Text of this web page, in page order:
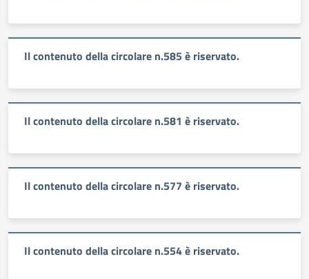
Il contenuto della circolare n.585 è riservato.
Il contenuto della circolare n.581 è riservato.
Il contenuto della circolare n.577 è riservato.
Il contenuto della circolare n.554 è riservato.